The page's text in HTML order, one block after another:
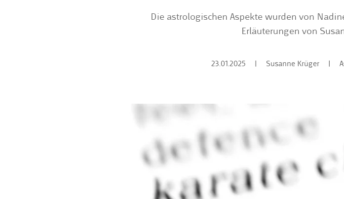
Die astrologischen Aspekte wurden von
Erläuterungen von
23.01.2025 | Susanne Krüger|